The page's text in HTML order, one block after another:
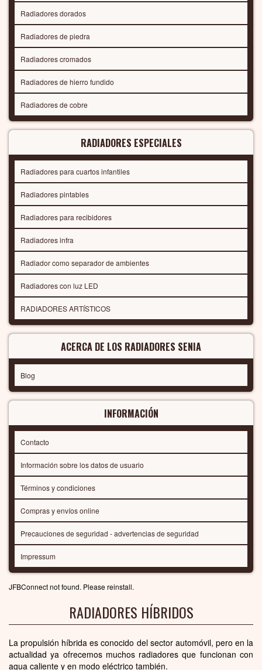
Radiadores dorados
Radiadores de piedra
Radiadores cromados
Radiadores de hierro fundido
Radiadores de cobre
RADIADORES ESPECIALES
Radiadores para cuartos infantiles
Radiadores pintables
Radiadores para recibidores
Radiadores infra
Radiador como separador de ambientes
Radiadores con luz LED
RADIADORES ARTÍSTICOS
ACERCA DE LOS RADIADORES SENIA
Blog
INFORMACIÓN
Contacto
Información sobre los datos de usuario
Términos y condiciones
Compras y envíos online
Precauciones de seguridad - advertencias de seguridad
Impressum
JFBConnect not found. Please reinstall.
RADIADORES HÍBRIDOS
La propulsión híbrida es conocido del sector automóvil, pero en la
actualidad ya ofrecemos muchos radiadores que funcionan con
agua caliente y en modo eléctrico también.